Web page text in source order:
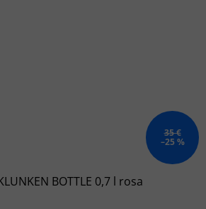
35 €
–25 %
BOTTLE 0,7 l rosa